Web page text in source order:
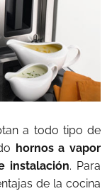
a todo tipo de
hornos a vapor
instalación. Para
de la cocina